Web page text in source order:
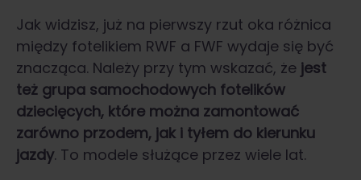
Jak widzisz, już na pierwszy rzut oka różnica
między fotelikiem RWF a FWF wydaje się być
znacząca. Należy przy tym wskazać, że jest
też grupa samochodowych fotelików
dziecięcych, które można zamontować
zarówno przodem, jak i tyłem do kierunku
jazdy. To modele służące przez wiele lat.